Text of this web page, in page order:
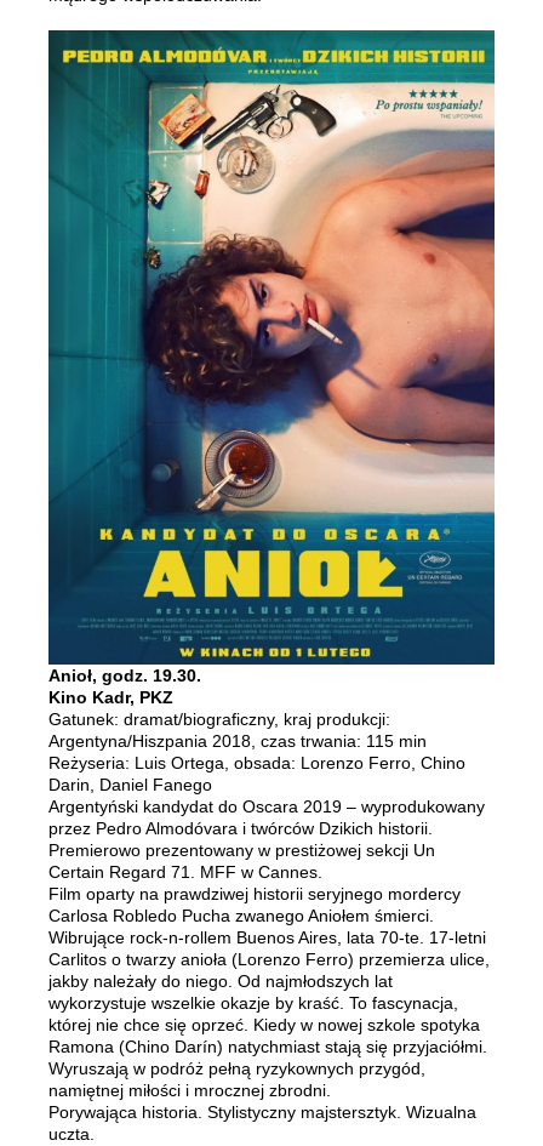
Anioł, godz. 19.30.
Kino Kadr, PKZ
Gatunek: dramat/biograficzny, kraj produkcji:
Argentyna/Hiszpania 2018, czas trwania: 115 min
Reżyseria: Luis Ortega, obsada: Lorenzo Ferro, Chino
Darin, Daniel Fanego
Argentyński kandydat do Oscara 2019 – wyprodukowany
przez Pedro Almodóvara i twórców Dzikich historii.
Premierowo prezentowany w prestiżowej sekcji Un
Certain Regard 71. MFF w Cannes.
Film oparty na prawdziwej historii seryjnego mordercy
Carlosa Robledo Pucha zwanego Aniołem śmierci.
Wibrujące rock-n-rollem Buenos Aires, lata 70-te. 17-letni
Carlitos o twarzy anioła (Lorenzo Ferro) przemierza ulice,
jakby należały do niego. Od najmłodszych lat
wykorzystuje wszelkie okazje by kraść. To fascynacja,
której nie chce się oprzeć. Kiedy w nowej szkole spotyka
Ramona (Chino Darín) natychmiast stają się przyjaciółmi.
Wyruszają w podróż pełną ryzykownych przygód,
namiętnej miłości i mrocznej zbrodni.
Porywająca historia. Stylistyczny majstersztyk. Wizualna
uczta.